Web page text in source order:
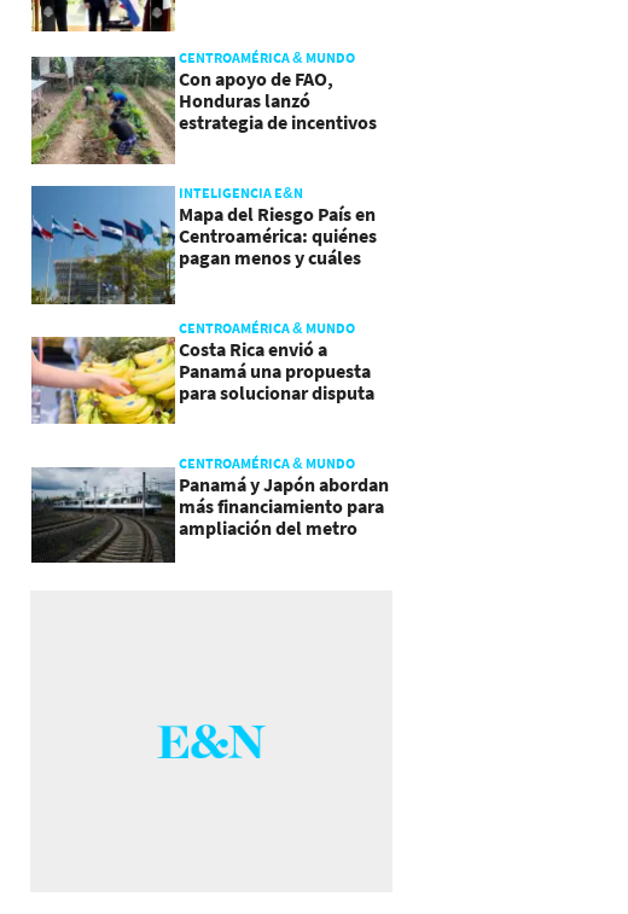
CENTROAMÉRICA & MUNDO
Con apoyo de FAO,
Honduras lanzó
estrategia de incentivos
INTELIGENCIA E&N
Mapa del Riesgo País en
Centroamérica: quiénes
pagan menos y cuáles
CENTROAMÉRICA & MUNDO
Costa Rica envió a
Panamá una propuesta
para solucionar disputa
CENTROAMÉRICA & MUNDO
Panamá y Japón abordan
más financiamiento para
ampliación del metro